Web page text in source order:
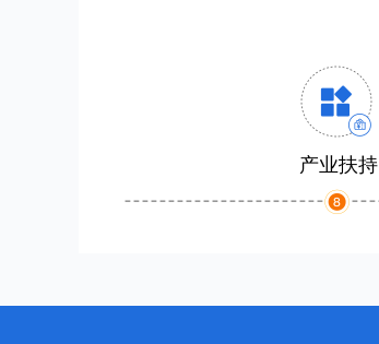
产业扶持